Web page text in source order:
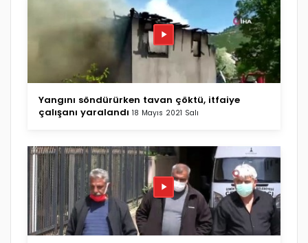
Yangını söndürürken tavan çöktü, itfaiye
çalışanı yaralandı 18 Mayıs 2021 Salı